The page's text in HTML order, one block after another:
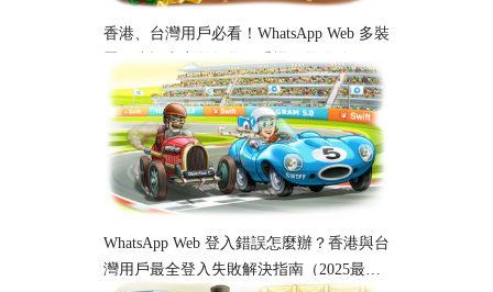
香港、台灣用戶必看！WhatsApp Web 多裝
置同步設定完整教學｜手機、電腦跨平台
使用指南
WhatsApp Web 登入錯誤怎麼辦？香港與台
灣用戶最全登入失敗解決指南（2025最